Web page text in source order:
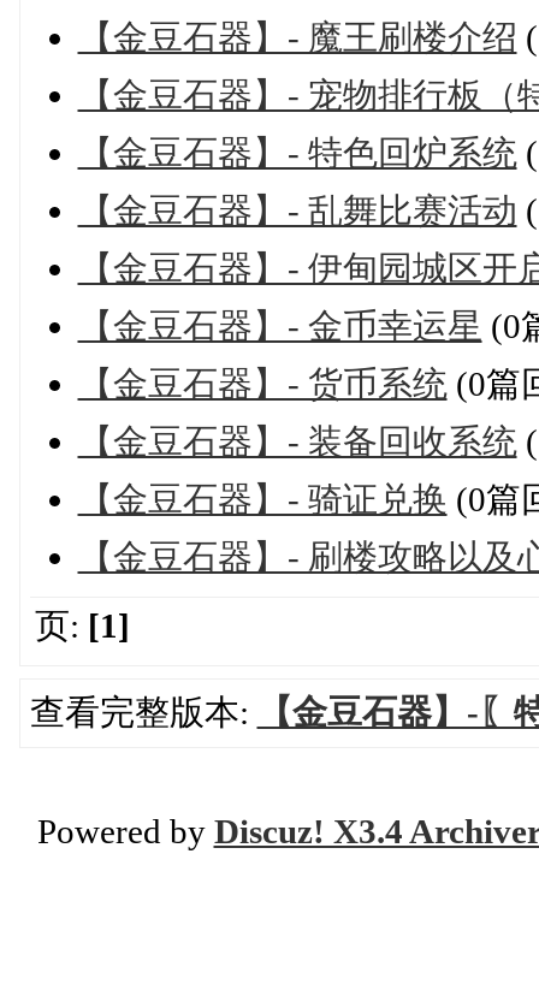
【金豆石器】- 魔王刷楼介绍
【金豆石器】- 宠物排行板（
【金豆石器】- 特色回炉系统
【金豆石器】- 乱舞比赛活动
【金豆石器】- 伊甸园城区开
【金豆石器】- 金币幸运星 (0
【金豆石器】- 货币系统(0篇
【金豆石器】- 装备回收系统
【金豆石器】- 骑证兑换 (0篇
【金豆石器】- 刷楼攻略以及
页: [1]
查看完整版本: 【金豆石器】-〖
Powered by Discuz! X3.4